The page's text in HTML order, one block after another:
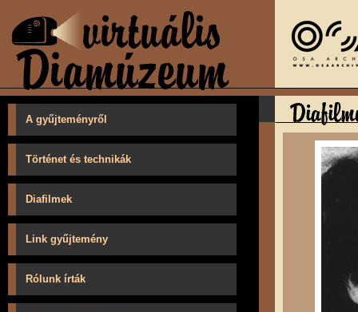
A gyűjteményről
Történet és technikák
Diafilmek
Link gyűjtemény
Rólunk írták